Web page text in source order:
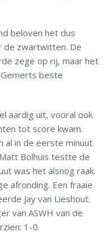
beloven het dus
de zwartwitten. De
zege op rij, maar het
beste
aardig uit, vooral ook
tot score kwam.
al in de eerste minuut
Bolhuis testte de
was het alsnog raak.
afronding. Een fraaie
Jay van Lieshout.
van ASWH van de
1-0.